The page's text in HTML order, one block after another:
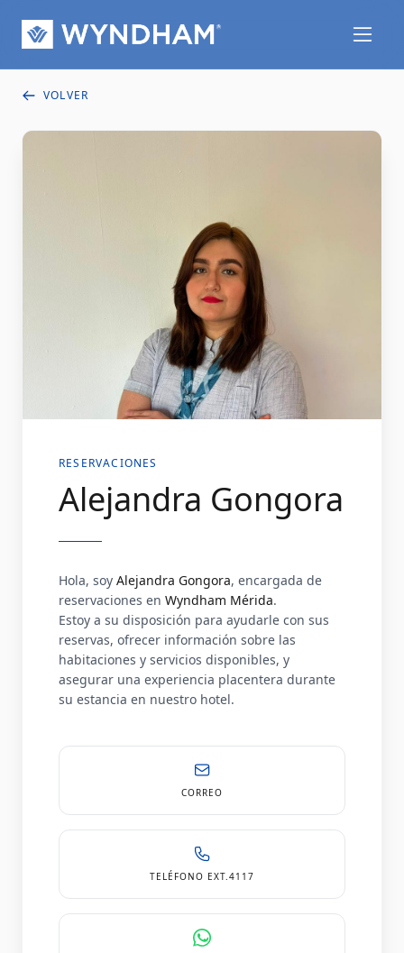
VOLVER
RESERVACIONES
Alejandra Gongora
Hola, soy Alejandra Gongora, encargada de
reservaciones en Wyndham Mérida.
Estoy a su disposición para ayudarle con sus
reservas, ofrecer información sobre las
habitaciones y servicios disponibles, y
asegurar una experiencia placentera durante
su estancia en nuestro hotel.
CORREO
TELÉFONO EXT.4117